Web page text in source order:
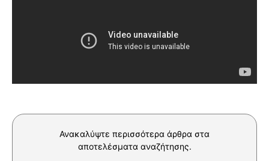
Ανακαλύψτε περισσότερα άρθρα στα
αποτελέσματα αναζήτησης.